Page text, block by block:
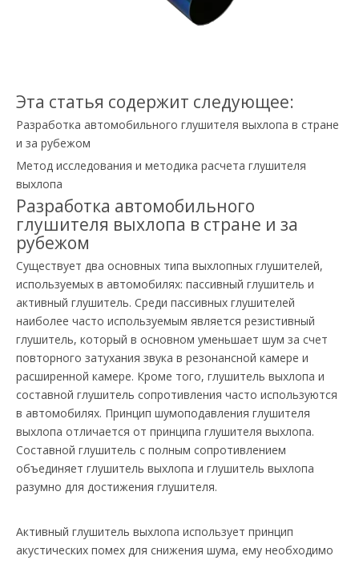
Эта статья содержит следующее:
Разработка автомобильного глушителя выхлопа в стране
и за рубежом
Метод исследования и методика расчета глушителя
выхлопа
Разработка автомобильного
глушителя выхлопа в стране и за
рубежом
Существует два основных типа выхлопных глушителей,
используемых в автомобилях: пассивный глушитель и
активный глушитель. Среди пассивных глушителей
наиболее часто используемым является резистивный
глушитель, который в основном уменьшает шум за счет
повторного затухания звука в резонансной камере и
расширенной камере. Кроме того, глушитель выхлопа и
составной глушитель сопротивления часто используются
в автомобилях. Принцип шумоподавления глушителя
выхлопа отличается от принципа глушителя выхлопа.
Составной глушитель с полным сопротивлением
объединяет глушитель выхлопа и глушитель выхлопа
разумно для достижения глушителя.
Активный глушитель выхлопа использует принцип
акустических помех для снижения шума, ему необходимо